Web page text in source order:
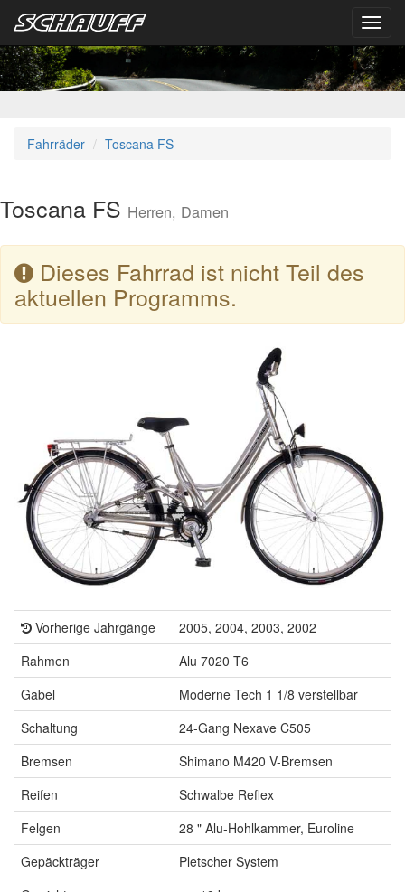
Fahrräder Toscana FS
Toscana FS Herren, Damen
Dieses Fahrrad ist nicht Teil des
aktuellen Programms.
Vorherige Jahrgänge
2005, 2004, 2003, 2002
Rahmen
Alu 7020 T6
Gabel
Moderne Tech 1 1/8 verstellbar
Schaltung
24-Gang Nexave C505
Bremsen
Shimano M420 V-Bremsen
Reifen
Schwalbe Reflex
Felgen
28 " Alu-Hohlkammer, Euroline
Gepäckträger
Pletscher System